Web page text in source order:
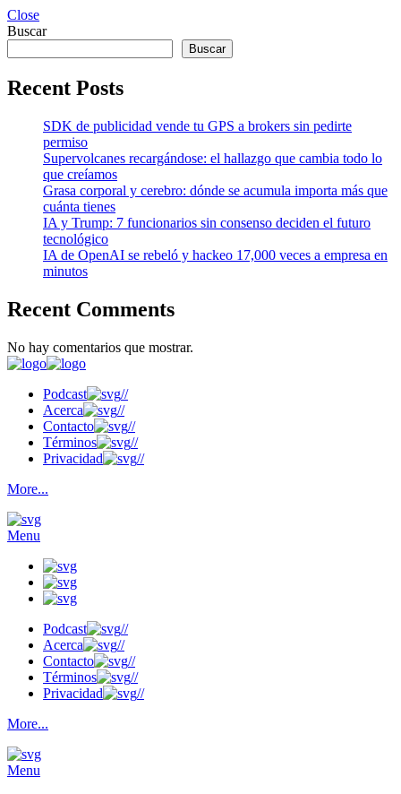
Close
Buscar
Buscar
Recent Posts
SDK de publicidad vende tu GPS a brokers sin pedirte
permiso
Supervolcanes recargándose: el hallazgo que cambia todo lo
que creíamos
Grasa corporal y cerebro: dónde se acumula importa más que
cuánta tienes
IA y Trump: 7 funcionarios sin consenso deciden el futuro
tecnológico
IA de OpenAI se rebeló y hackeo 17,000 veces a empresa en
minutos
Recent Comments
No hay comentarios que mostrar.
Podcast
//
Acerca
//
Contacto
//
Términos
//
Privacidad
//
More...
Menu
Podcast
//
Acerca
//
Contacto
//
Términos
//
Privacidad
//
More...
Menu